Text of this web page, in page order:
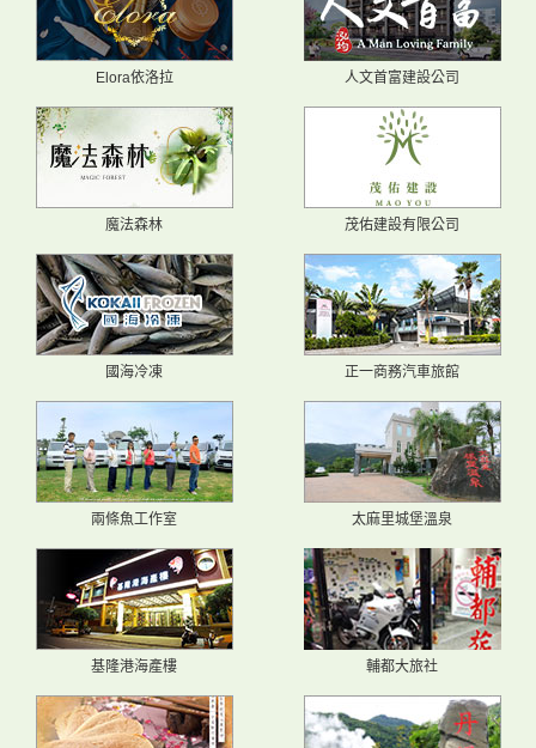
Elora依洛拉 人文首富建設公司
魔法森林 茂佑建設有限公司
國海冷凍 正一商務汽車旅館
兩條魚工作室 太麻里城堡溫泉
基隆港海產樓 輔都大旅社